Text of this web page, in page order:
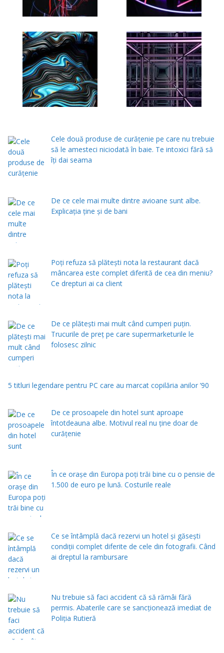
Cele două produse de curăţenie pe care nu trebuie
să le amesteci niciodată în baie. Te intoxici fără să
îţi dai seama
De ce cele mai multe dintre avioane sunt albe.
Explicația ține și de bani
Poți refuza să plătești nota la restaurant dacă
mâncarea este complet diferită de cea din meniu?
Ce drepturi ai ca client
De ce plătești mai mult când cumperi puțin.
Trucurile de preț pe care supermarketurile le
folosesc zilnic
5 titluri legendare pentru PC care au marcat copilăria anilor ’90
De ce prosoapele din hotel sunt aproape
întotdeauna albe. Motivul real nu ține doar de
curățenie
În ce orașe din Europa poți trăi bine cu o pensie de
1.500 de euro pe lună. Costurile reale
Ce se întâmplă dacă rezervi un hotel și găsești
condiții complet diferite de cele din fotografii. Când
ai dreptul la rambursare
Nu trebuie să faci accident că să rămâi fără
permis. Abaterile care se sancționează imediat de
Poliţia Rutieră